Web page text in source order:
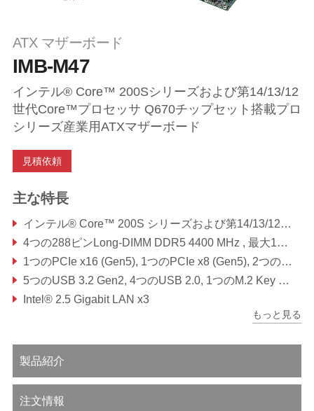
ATX マザーボード
IMB-M47
インテル® Core™ 200Sシリーズおよび第14/13/12
世代Core™プロセッサ Q670チップセット搭載プロ
シリーズ産業用ATXマザーボード
見積依頼
主な特長
インテル® Core™ 200S シリーズおよび第14/13/12世代 Core™ プロセッサ搭載
4つの288ピンLong-DIMM DDR5 4400 MHz , 最大128GB (DIMMあたり32GB)
1つのPCIe x16 (Gen5), 1つのPCIe x8 (Gen5), 2つのPCIe x4 (Gen4), 3つのPCIe x1 (Gen3), 1つのUSB 3.2 Gen2x2 Type C
5つのUSB 3.2 Gen2, 4つのUSB 2.0, 1つのM.2 Key B, 1つのM.2 Key E, 1つのM.2 Key M, 6つのCOM, 8つのSATA3
Intel® 2.5 Gigabit LAN x3
トリプルディスプレイ対応、1つのHDMI 2.0b、1つのDP1.4a、1つのVGA
もっと見る
製品紹介
注文情報